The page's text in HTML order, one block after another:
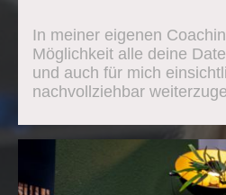
In meiner eigenen
Möglichkeit alle deine
und auch für mich
nachvollziehbar